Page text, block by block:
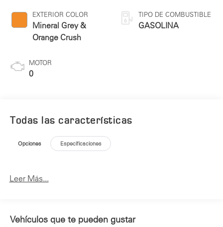
EXTERIOR COLOR
Mineral Grey &
Orange Crush
MOTOR
0
TIPO DE COMBUSTIBLE
GASOLINA
Todas las características
Opciones Especificaciones
Leer Más...
Vehículos que te pueden gustar